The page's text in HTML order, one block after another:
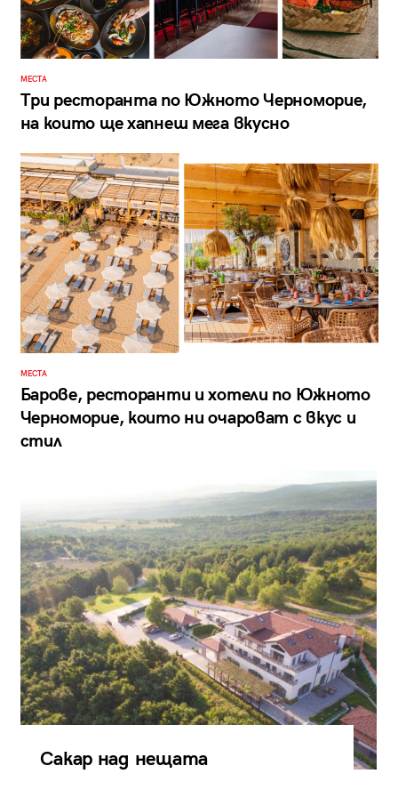
МЕСТА
Три ресторанта по Южното Черноморие,
на които ще хапнеш мега вкусно
МЕСТА
Барове, ресторанти и хотели по Южното
Черноморие, които ни очароват с вкус и
стил
Сакар над нещата